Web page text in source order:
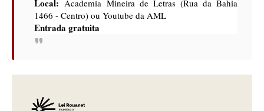
Local: Academia Mineira de Letras (Rua da Bahia
1466 - Centro) ou Youtube da AML
Entrada gratuita